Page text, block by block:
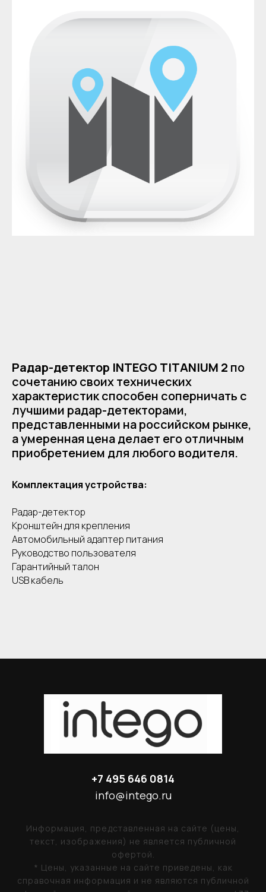
Радар-детектор INTEGO TITANIUM 2 по
сочетанию своих технических
характеристик способен соперничать с
лучшими радар-детекторами,
представленными на российском рынке,
а умеренная цена делает его отличным
приобретением для любого водителя.
Комплектация устройства:
Радар-детектор
Кронштейн для крепления
Автомобильный адаптер питания
Руководство пользователя
Гарантийный талон
USB кабель
+7 495 646 0814
info@intego.ru
Информация, представленная на сайте (цены,
текст, изображения) не является публичной
офертой.
* Цены, указанные на сайте приведены, как
справочная информация и не являются публичной